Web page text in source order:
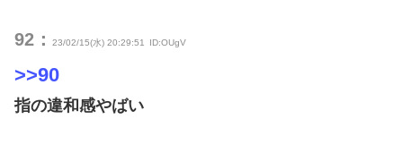
92： 23/02/15(水) 20:29:51 ID:OUgV
>>90
指の違和感やばい